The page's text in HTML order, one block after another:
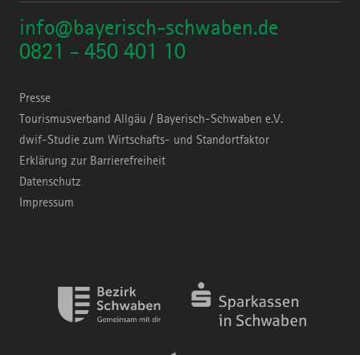
info@bayerisch-schwaben.de
0821 - 450 401 10
Presse
Tourismusverband Allgäu / Bayerisch-Schwaben e.V.
dwif-Studie zum Wirtschafts- und Standortfaktor
Erklärung zur Barrierefreiheit
Datenschutz
Impressum